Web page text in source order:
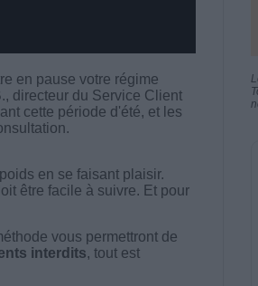
en pause votre régime
directeur du Service Client
cette période d'été, et les
en se faisant plaisir.
être facile à suivre. Et pour
vous permettront de
interdits, tout est